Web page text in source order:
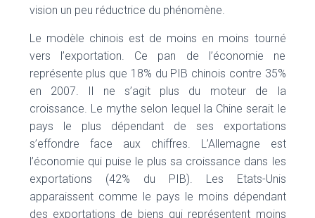
vision un peu réductrice du phénomène.
Le modèle chinois est de moins en moins tourné
vers l’exportation. Ce pan de l’économie ne
représente plus que 18% du PIB chinois contre 35%
en 2007. Il ne s’agit plus du moteur de la
croissance. Le mythe selon lequel la Chine serait le
pays le plus dépendant de ses exportations
s’effondre face aux chiffres. L’Allemagne est
l’économie qui puise le plus sa croissance dans les
exportations (42% du PIB). Les Etats-Unis
apparaissent comme le pays le moins dépendant
des exportations de biens qui représentent moins